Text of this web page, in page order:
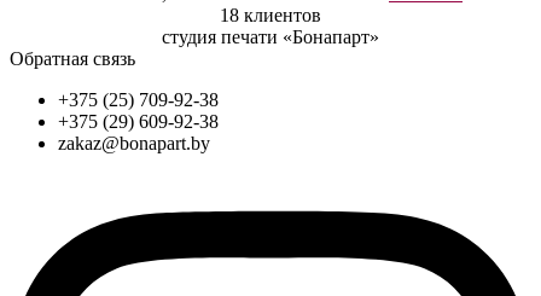
18 клиентов
студия печати «Бонапарт»
Обратная связь
+375 (25) 709-92-38
+375 (29) 609-92-38
zakaz@bonapart.by